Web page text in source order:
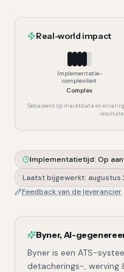
Real-world impact
Implementatie-
complexiteit
Complex
Gebaseerd op marktdata en
Implementatietijd: Op
Laatst bijgewerkt: augustus
Feedback van de leverancier
Byner,AI-
Byner is een ATS-
detacherings-, werving